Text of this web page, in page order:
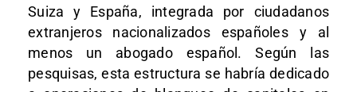
Suiza y España, integrada por ciudadanos
extranjeros nacionalizados españoles y al
menos un abogado español. Según las
pesquisas, esta estructura se habría dedicado